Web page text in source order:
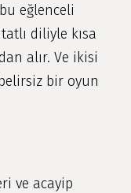
eğlenceli
diliyle kısa
alır. Ve ikisi
bir oyun
ve acayip